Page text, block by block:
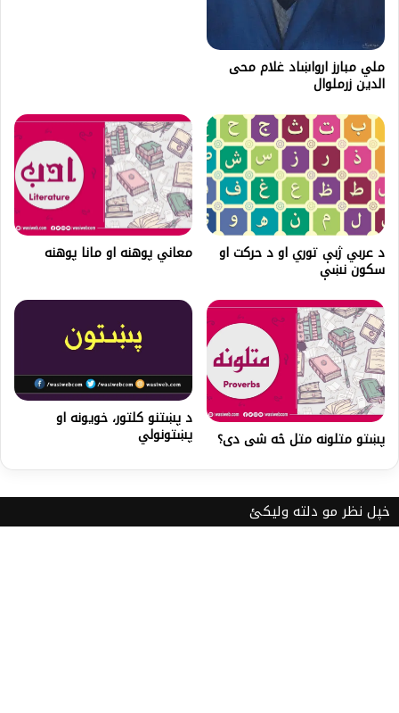
ملي مبارز ارواښاد غلام محی
الدين زرملوال
د عربي ژبې توري او د حرکت او
سکون نښې
معاني پوهنه او مانا پوهنه
پښتو متلونه متل څه شی دی؟
د پښتنو کلتور، خویونه او
پښتونولي
خپل نظر مو دلته ولیکئ